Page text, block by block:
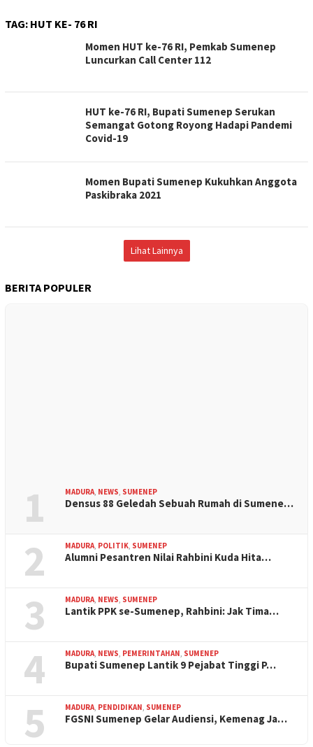
TAG: HUT KE- 76 RI
Momen HUT ke-76 RI, Pemkab Sumenep
Luncurkan Call Center 112
HUT ke-76 RI, Bupati Sumenep Serukan
Semangat Gotong Royong Hadapi Pandemi
Covid-19
Momen Bupati Sumenep Kukuhkan Anggota
Paskibraka 2021
Lihat Lainnya
BERITA POPULER
1 MADURA, NEWS, SUMENEP
Densus 88 Geledah Sebuah Rumah di Sumene…
2 MADURA, POLITIK, SUMENEP
Alumni Pesantren Nilai Rahbini Kuda Hita…
3 MADURA, NEWS, SUMENEP
Lantik PPK se-Sumenep, Rahbini: Jak Tima…
4 MADURA, NEWS, PEMERINTAHAN, SUMENEP
Bupati Sumenep Lantik 9 Pejabat Tinggi P…
5 MADURA, PENDIDIKAN, SUMENEP
FGSNI Sumenep Gelar Audiensi, Kemenag Ja…